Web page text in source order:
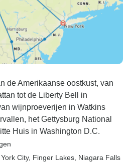
de Amerikaanse oostkust, van
tot de Liberty Bell in
wijnproeverijen in Watkins
het Gettysburg National
Huis in Washington D.C.
City, Finger Lakes , Niagara Falls